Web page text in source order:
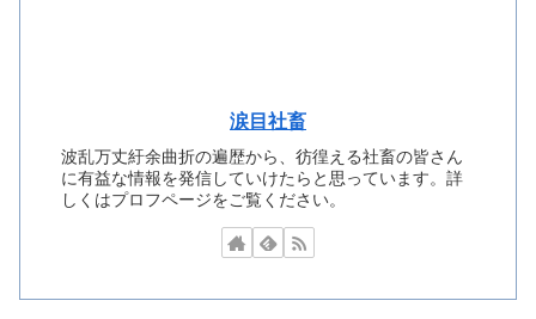
涙目社畜
波乱万丈紆余曲折の遍歴から、彷徨える社畜の皆さん
に有益な情報を発信していけたらと思っています。詳
しくはプロフページをご覧ください。